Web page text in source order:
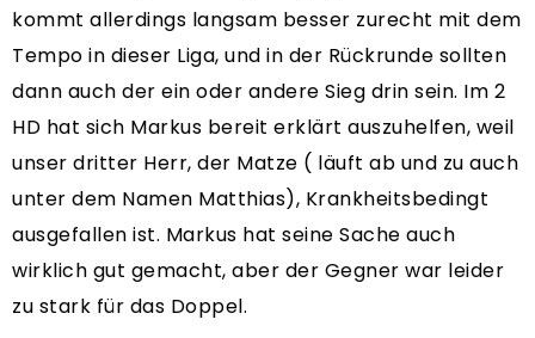
kommt allerdings langsam besser zurecht mit dem
Tempo in dieser Liga, und in der Rückrunde sollten
dann auch der ein oder andere Sieg drin sein. Im 2
HD hat sich Markus bereit erklärt auszuhelfen, weil
unser dritter Herr, der Matze ( läuft ab und zu auch
unter dem Namen Matthias), Krankheitsbedingt
ausgefallen ist. Markus hat seine Sache auch
wirklich gut gemacht, aber der Gegner war leider
zu stark für das Doppel.